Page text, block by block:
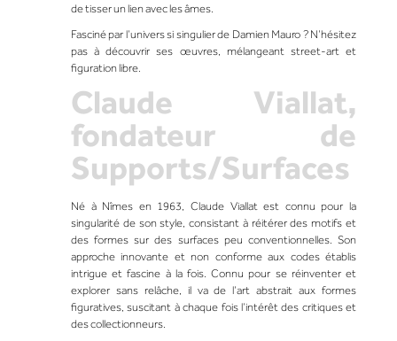
de tisser un lien avec les âmes.
Fasciné par l’univers si singulier de Damien Mauro ? N’hésitez
pas à découvrirses œuvres, mélangeant street-art et
figuration libre.
Claude Viallat,
fondateur de
Supports/Surfaces
Né à Nîmes en 1963, Claude Viallatest connu pour la
singularité de son style, consistant à réitérer des motifs et
des formes sur des surfaces peu conventionnelles. Son
approche innovante et non conforme aux codes établis
intrigue et fascine à la fois. Connu pour se réinventer et
explorer sans relâche, il va de l’art abstrait aux formes
figuratives, suscitant à chaque fois l’intérêt des critiques et
des collectionneurs.